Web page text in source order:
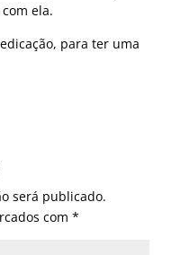
ela.
para ter uma
será publicado.
com *